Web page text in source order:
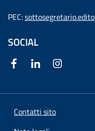
PEC:
SOCIAL
Contatti sito